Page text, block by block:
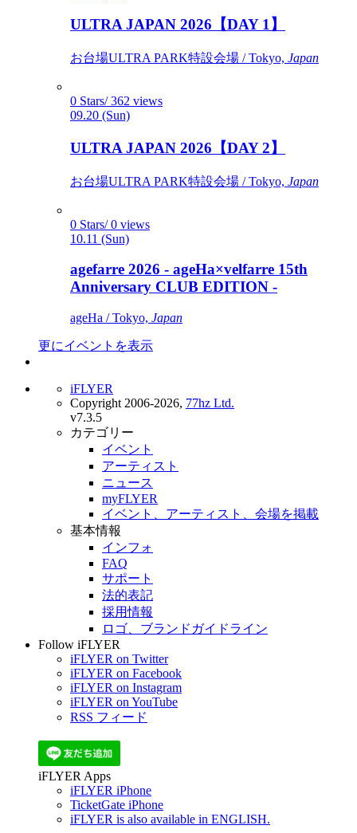
ULTRA JAPAN 2026【DAY 1】
お台場ULTRA PARK特設会場 / Tokyo, Japan
0 Stars/ 362 views
09.20 (Sun)
ULTRA JAPAN 2026【DAY 2】
お台場ULTRA PARK特設会場 / Tokyo, Japan
0 Stars/ 0 views
10.11 (Sun)
agefarre 2026 - ageHa×velfarre 15th
Anniversary CLUB EDITION -
ageHa / Tokyo, Japan
更にイベントを表示
iFLYER
Copyright 2006-2026, 77hz Ltd.
v7.3.5
カテゴリー
イベント
アーティスト
ニュース
myFLYER
イベント、アーティスト、会場を掲載
基本情報
インフォ
FAQ
サポート
法的表記
採用情報
ロゴ、ブランドガイドライン
Follow iFLYER
iFLYER on Twitter
iFLYER on Facebook
iFLYER on Instagram
iFLYER on YouTube
RSS フィード
iFLYER Apps
iFLYER iPhone
TicketGate iPhone
iFLYER is also available in ENGLISH.